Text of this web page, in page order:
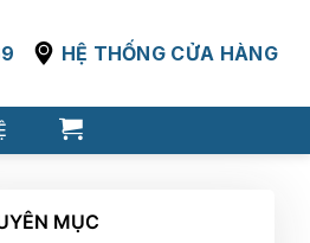
HỆ THỐNG CỬA HÀNG
MỤC